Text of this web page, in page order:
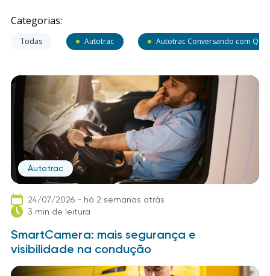
Categorias:
Todas Autotrac Autotrac Conversando com
Autotrac
24/07/2026 - há 2 semanas atrás
3 min de leitura
SmartCamera: mais segurança e
visibilidade na condução